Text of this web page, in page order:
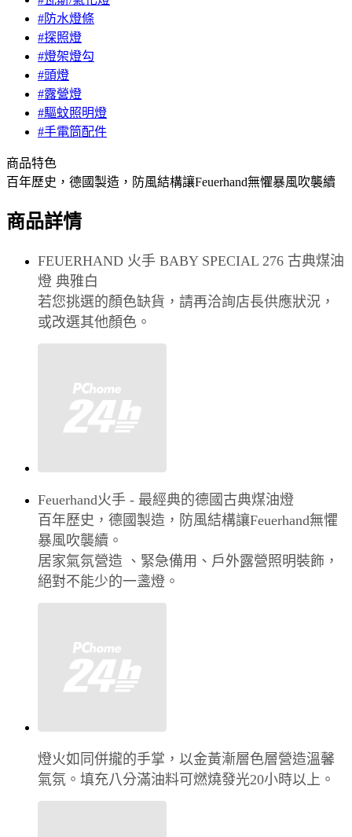
#防水燈條
#探照燈
#燈架燈勾
#頭燈
#露營燈
#驅蚊照明燈
#手電筒配件
商品特色
百年歷史，德國製造，防風結構讓Feuerhand無懼暴風吹襲續
商品詳情
FEUERHAND 火手 BABY SPECIAL 276 古典煤油
燈 典雅白
若您挑選的顏色缺貨，請再洽詢店長供應狀況，
或改選其他顏色。
Feuerhand火手 - 最經典的德國古典煤油燈
百年歷史，德國製造，防風結構讓Feuerhand無懼
暴風吹襲續。
居家氣氛營造 、緊急備用、戶外露營照明裝飾，
絕對不能少的一盞燈。
燈火如同併攏的手掌，以金黃漸層色層營造溫馨
氣氛。填充八分滿油料可燃燒發光20小時以上。